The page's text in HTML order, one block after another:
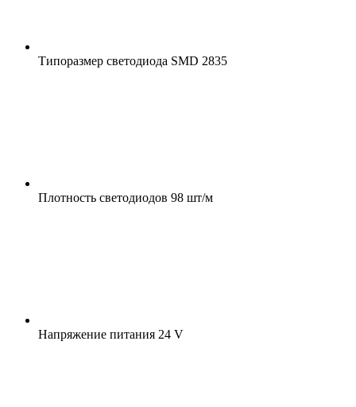
Типоразмер светодиода SMD 2835
Плотность светодиодов 98 шт/м
Напряжение питания 24 V